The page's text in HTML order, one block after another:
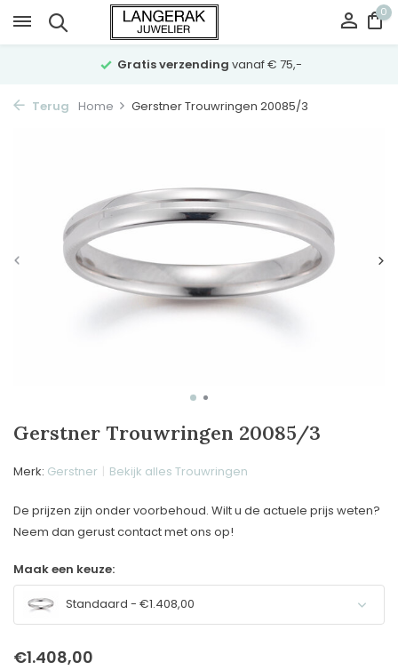
0
Gratis verzending vanaf € 75,-
Terug Home Gerstner Trouwringen 20085/3
Gerstner Trouwringen 20085/3
Merk: Gerstner Bekijk alles Trouwringen
De prijzen zijn onder voorbehoud. Wilt u de actuele prijs weten?
Neem dan gerust contact met ons op!
Maak een keuze:
Standaard - €1.408,00
€1.408,00